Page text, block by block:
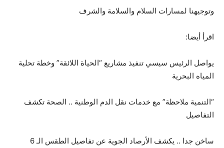
وتوجيهنا لمسارات السلام والسلامة والشرف
اقرأ أيضا:
يواصل الرئيس سيسي تنفيذ مشاريع “الحياة اللائقة” وخطة تحلية
المياه البحرية
“التنمية ملاحظة” مع خدمات نقل الدم الوطنية .. الصحة تكشف
التفاصيل
ساخن جدا .. يكشف الأرصاد الجوية عن تفاصيل الطقس الـ 6